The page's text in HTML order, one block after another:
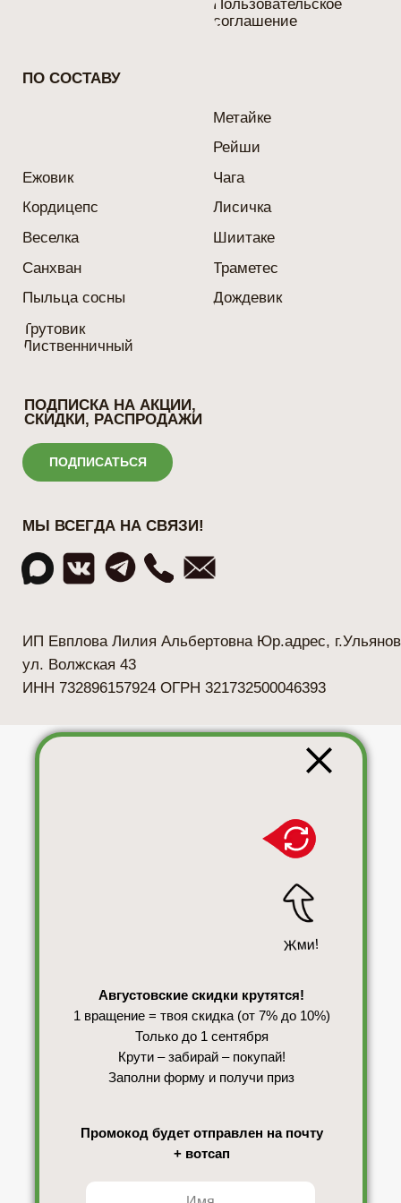
Августовские скидки крутятся!
1 вращение = твоя скидка (от 7% до 10%)
Только до 1 сентября
Крути – забирай – покупай!
Заполни форму и получи приз
Промокод будет отправлен на почту
+ вотсап
Жми!